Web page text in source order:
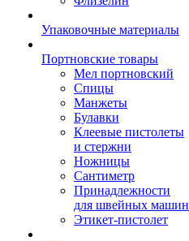
Упаковочные материалы
Портновские товары
Мел портновский
Спицы
Манжеты
Булавки
Клеевые пистолеты
и стержни
Ножницы
Сантиметр
Принадлежности
для швейных машин
Этикет-пистолет